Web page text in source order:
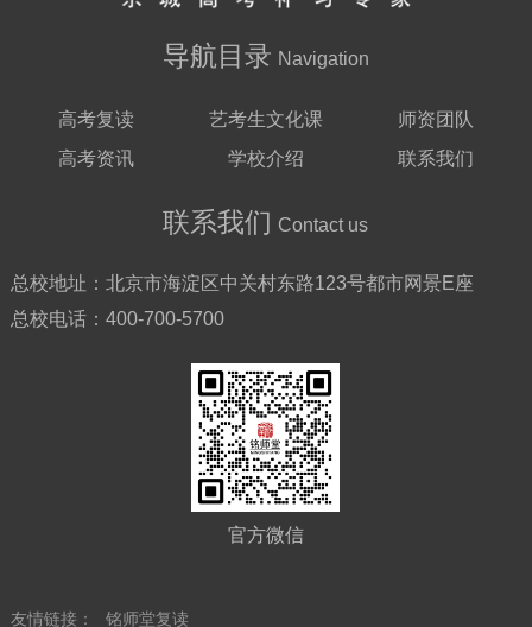
导航目录 Navigation
高考复读 艺考生文化课
师资团队
高考资讯
学校介绍 联系我们
联系我们 Contact us
总校地址： 北京市海淀区中关村东路123号都市网景E座
总校电话： 400-700-5700
官方微信
友情链接： 铭师堂复读